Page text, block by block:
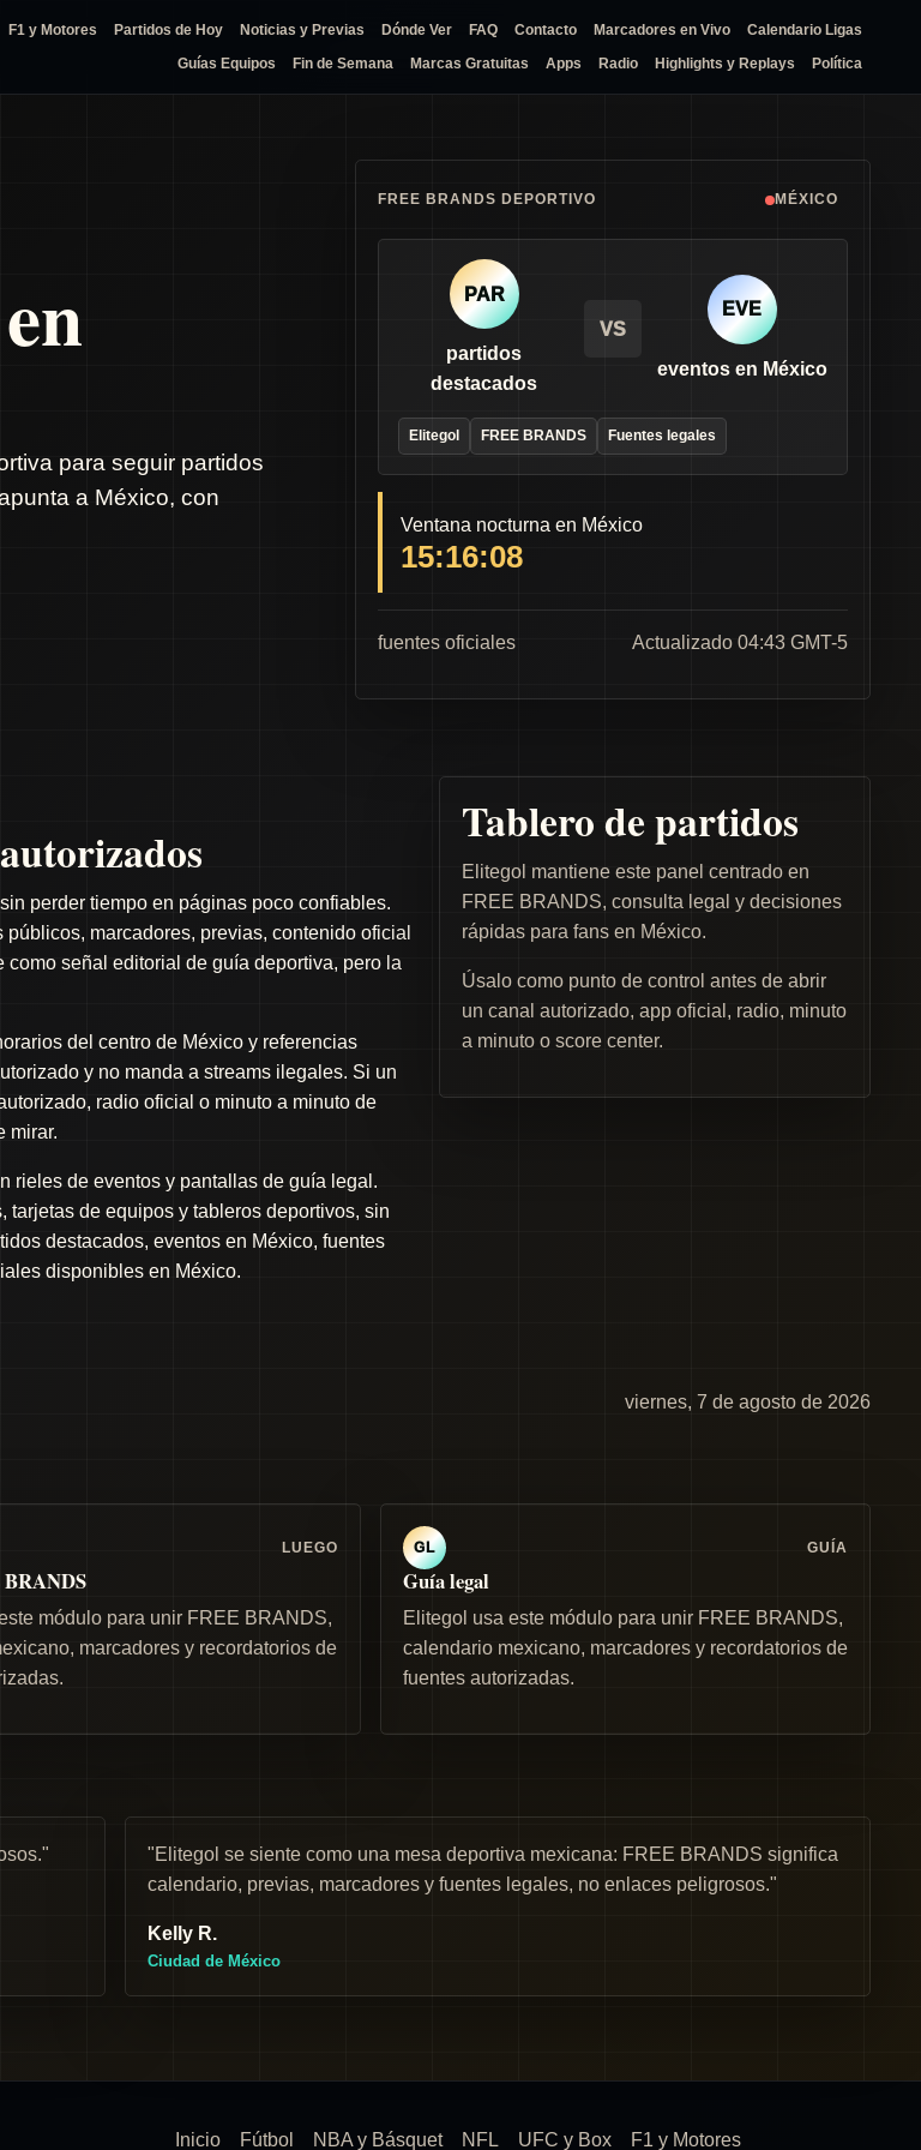
F1 y Motores Partidos de Hoy Noticias y Previas Dónde Ver FAQ Contacto Marcadores en Vivo Calendario Ligas
Guías Equipos Fin de Semana Marcas Gratuitas Apps Radio Highlights y Replays Política
para seguir partidos
a México, con
FREE BRANDS DEPORTIVO MÉXICO
PAR
partidos
destacados
VS
EVE
eventos en México
Elitegol FREE BRANDS Fuentes legales
Ventana nocturna en México
15:16:08
fuentes oficiales Actualizado 04:43 GMT-5
perder tiempo en páginas poco confiables.
marcadores, previas, contenido oficial
señal editorial de guía deportiva, pero la
del centro de México y referencias
y no manda a streams ilegales. Si un
radio oficial o minuto a minuto de
mirar.
rieles de eventos y pantallas de guía legal.
de equipos y tableros deportivos, sin
destacados, eventos en México, fuentes
disponibles en México.
Tablero de partidos
Elitegol mantiene este panel centrado en
FREE BRANDS, consulta legal y decisiones
rápidas para fans en México.
Úsalo como punto de control antes de abrir
un canal autorizado, app oficial, radio, minuto
a minuto o score center.
viernes, 7 de agosto de 2026
LUEGO
BRANDS
módulo para unir FREE BRANDS,
marcadores y recordatorios de
GL GUÍA
Guía legal
Elitegol usa este módulo para unir FREE BRANDS,
calendario mexicano, marcadores y recordatorios de
fuentes autorizadas.
"Elitegol se siente como una mesa deportiva mexicana: FREE BRANDS significa
calendario, previas, marcadores y fuentes legales, no enlaces peligrosos."
Kelly R.
Ciudad de México
Inicio Fútbol NBA y Básquet NFL UFC y Box F1 y Motores